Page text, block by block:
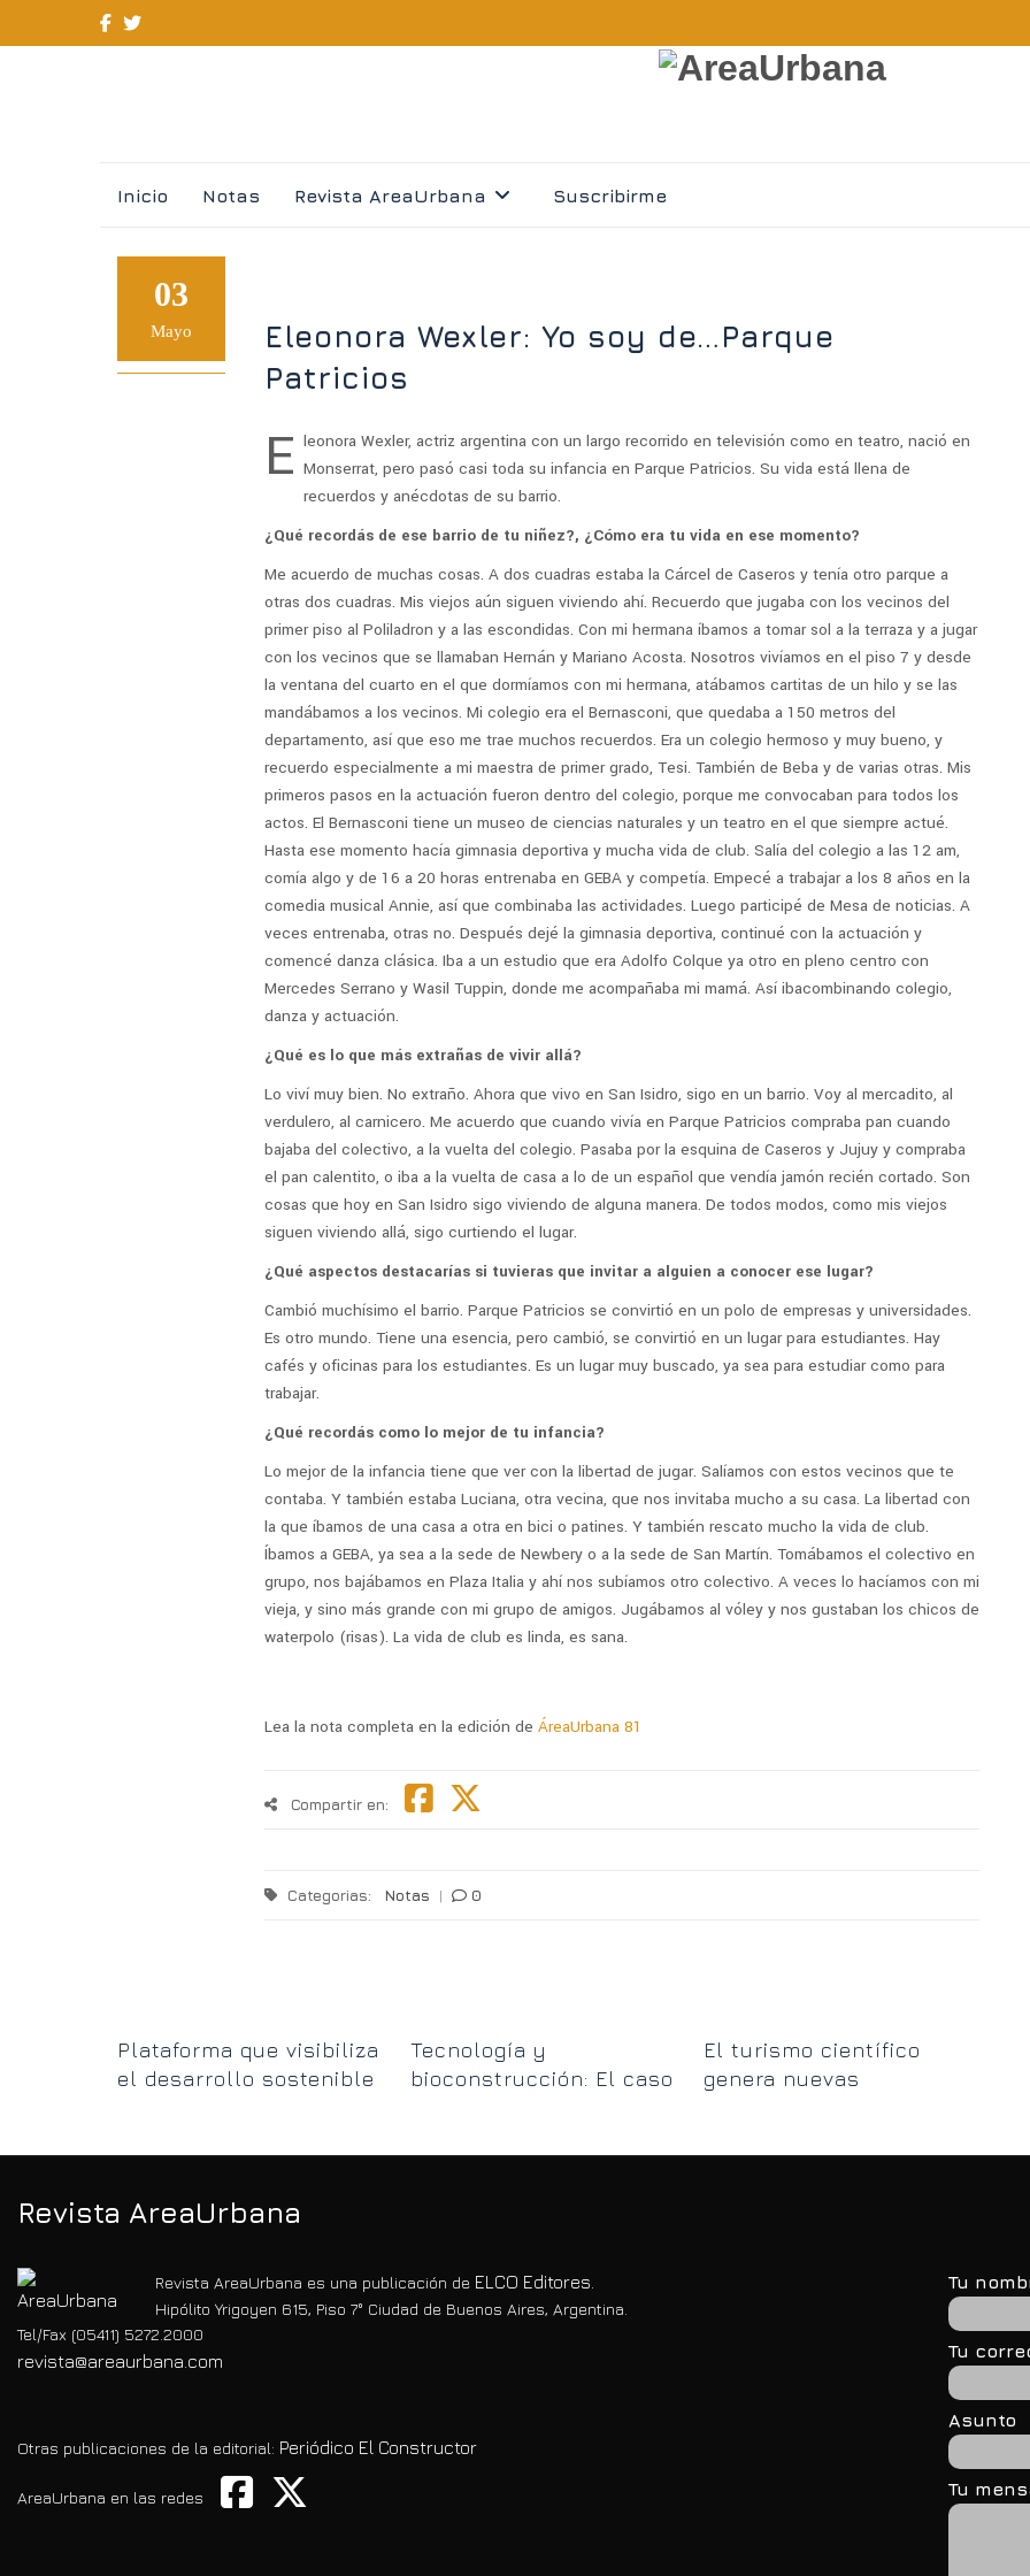
Inicio Notas Revista AreaUrbana Suscribirme
03
Mayo
Eleonora Wexler: Yo soy de…Parque
Patricios
E leonora Wexler, actriz argentina con un largo recorrido en televisión como en teatro, nació en
Monserrat, pero pasó casi toda su infancia en Parque Patricios. Su vida está llena de
recuerdos y anécdotas de su barrio.
¿Qué recordás de ese barrio de tu niñez?, ¿Cómo era tu vida en ese momento?
Me acuerdo de muchas cosas. A dos cuadras estaba la Cárcel de Caseros y tenía otro parque a
otras dos cuadras. Mis viejos aún siguen viviendo ahí. Recuerdo que jugaba con los vecinos del
primer piso al Poliladron y a las escondidas. Con mi hermana íbamos a tomar sol a la terraza y a jugar
con los vecinos que se llamaban Hernán y Mariano Acosta. Nosotros vivíamos en el piso 7 y desde
la ventana del cuarto en el que dormíamos con mi hermana, atábamos cartitas de un hilo y se las
mandábamos a los vecinos. Mi colegio era el Bernasconi, que quedaba a 150 metros del
departamento, así que eso me trae muchos recuerdos. Era un colegio hermoso y muy bueno, y
recuerdo especialmente a mi maestra de primer grado, Tesi. También de Beba y de varias otras. Mis
primeros pasos en la actuación fueron dentro del colegio, porque me convocaban para todos los
actos. El Bernasconi tiene un museo de ciencias naturales y un teatro en el que siempre actué.
Hasta ese momento hacía gimnasia deportiva y mucha vida de club. Salía del colegio a las 12 am,
comía algo y de 16 a 20 horas entrenaba en GEBA y competía. Empecé a trabajar a los 8 años en la
comedia musical Annie, así que combinaba las actividades. Luego participé de Mesa de noticias. A
veces entrenaba, otras no. Después dejé la gimnasia deportiva, continué con la actuación y
comencé danza clásica. Iba a un estudio que era Adolfo Colque ya otro en pleno centro con
Mercedes Serrano y Wasil Tuppin, donde me acompañaba mi mamá. Así ibacombinando colegio,
danza y actuación.
¿Qué es lo que más extrañas de vivir allá?
Lo viví muy bien. No extraño. Ahora que vivo en San Isidro, sigo en un barrio. Voy al mercadito, al
verdulero, al carnicero. Me acuerdo que cuando vivía en Parque Patricios compraba pan cuando
bajaba del colectivo, a la vuelta del colegio. Pasaba por la esquina de Caseros y Jujuy y compraba
el pan calentito, o iba a la vuelta de casa a lo de un español que vendía jamón recién cortado. Son
cosas que hoy en San Isidro sigo viviendo de alguna manera. De todos modos, como mis viejos
siguen viviendo allá, sigo curtiendo el lugar.
¿Qué aspectos destacarías si tuvieras que invitar a alguien a conocer ese lugar?
Cambió muchísimo el barrio. Parque Patricios se convirtió en un polo de empresas y universidades.
Es otro mundo. Tiene una esencia, pero cambió, se convirtió en un lugar para estudiantes. Hay
cafés y oficinas para los estudiantes. Es un lugar muy buscado, ya sea para estudiar como para
trabajar.
¿Qué recordás como lo mejor de tu infancia?
Lo mejor de la infancia tiene que ver con la libertad de jugar. Salíamos con estos vecinos que te
contaba. Y también estaba Luciana, otra vecina, que nos invitaba mucho a su casa. La libertad con
la que íbamos de una casa a otra en bici o patines. Y también rescato mucho la vida de club.
Íbamos a GEBA, ya sea a la sede de Newbery o a la sede de San Martín. Tomábamos el colectivo en
grupo, nos bajábamos en Plaza Italia y ahí nos subíamos otro colectivo. A veces lo hacíamos con mi
vieja, y sino más grande con mi grupo de amigos. Jugábamos al vóley y nos gustaban los chicos de
waterpolo (risas). La vida de club es linda, es sana.
Lea la nota completa en la edición de ÁreaUrbana 81
Compartir en:
Categorias: Notas | 0
Plataforma que visibiliza
el desarrollo sostenible
Tecnología y
bioconstrucción: El caso
El turismo científico
genera nuevas
Revista AreaUrbana
Revista AreaUrbana es una publicación de ELCO Editores.
Hipólito Yrigoyen 615, Piso 7° Ciudad de Buenos Aires, Argentina.
Tel/Fax (05411) 5272.2000
revista@areaurbana.com
Otras publicaciones de la editorial: Periódico El Constructor
AreaUrbana en las redes
Tu
Tu
Asunto
Tu